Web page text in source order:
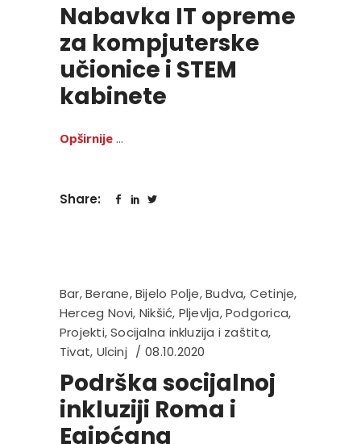
Nabavka IT opreme
za kompjuterske
učionice i STEM
kabinete
Opširnije
Share:
Bar,Berane,Bijelo Polje,Budva, Cetinje,
Herceg Novi, Nikšić, Pljevlja,Podgorica,
Projekti,Socijalna inkluzija i zaštita,
Tivat, Ulcinj 08.10.2020
Podrška socijalnoj
inkluziji Roma i
Egipćana